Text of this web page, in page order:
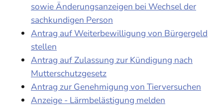
sowie Änderungsanzeigen bei Wechsel der
sachkundigen Person
Antrag auf Weiterbewilligung von Bürgergeld
stellen
Antrag auf Zulassung zur Kündigung nach
Mutterschutzgesetz
Antrag zur Genehmigung von Tierversuchen
Anzeige - Lärmbelästigung melden